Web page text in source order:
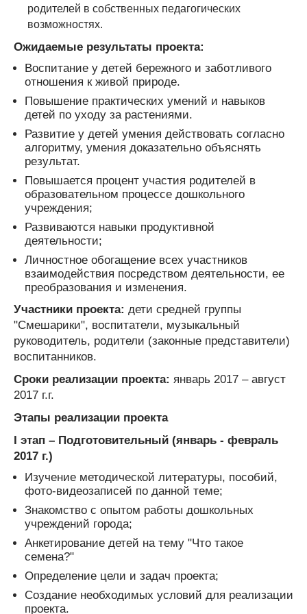
родителей в собственных педагогических
возможностях.
Ожидаемые результаты проекта:
Воспитание у детей бережного и заботливого
отношения к живой природе.
Повышение практических умений и навыков
детей по уходу за растениями.
Развитие у детей умения действовать согласно
алгоритму, умения доказательно объяснять
результат.
Повышается процент участия родителей в
образовательном процессе дошкольного
учреждения;
Развиваются навыки продуктивной
деятельности;
Личностное обогащение всех участников
взаимодействия посредством деятельности, ее
преобразования и изменения.
Участники проекта: дети средней группы
"Смешарики", воспитатели, музыкальный
руководитель, родители (законные представители)
воспитанников.
Сроки реализации проекта: январь 2017 – август
2017 г.г.
Этапы реализации проекта
I этап – Подготовительный (январь - февраль
2017 г.)
Изучение методической литературы, пособий,
фото-видеозаписей по данной теме;
Знакомство с опытом работы дошкольных
учреждений города;
Анкетирование детей на тему "Что такое
семена?"
Определение цели и задач проекта;
Создание необходимых условий для реализации
проекта.